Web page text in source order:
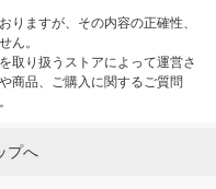
りますが、その内容の正確性、
ん。
取り扱うストアによって運営さ
商品、ご購入に関するご質問
プへ